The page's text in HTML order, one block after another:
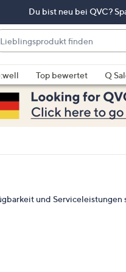
Du bist neu bei QVC?
Top bewertet Q
und Serviceleistungen